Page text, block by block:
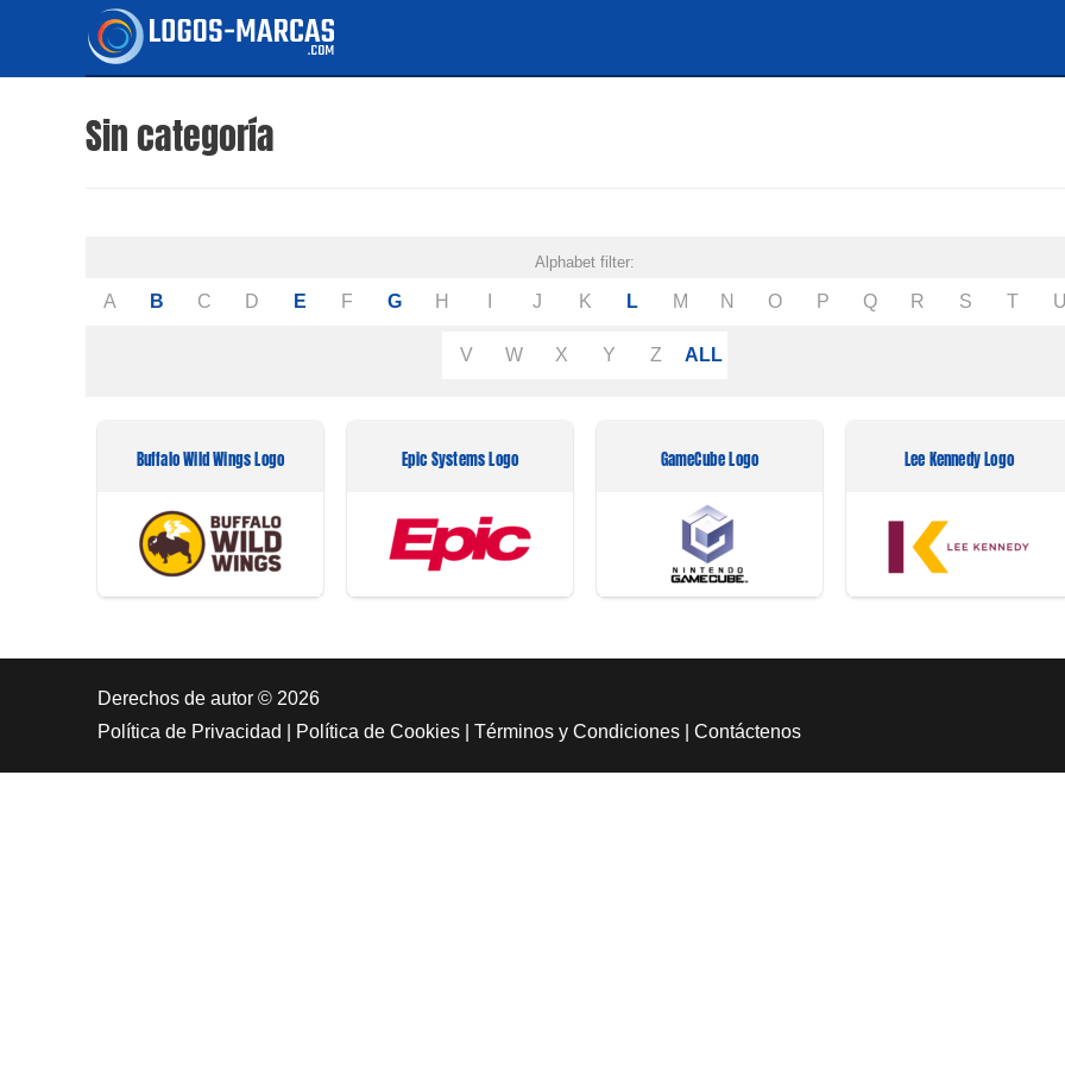
contenido
Sin categoría
Alphabet filter:
A B C D E F G H J K L M N O P Q R S T U
V W X Y Z ALL
Buffalo Wild Wings Logo Epic Systems Logo GameCube Logo Lee Kennedy Logo
Derechos de autor © 2026
Política de Privacidad
Política de Cookies Términos y Condiciones Contáctenos